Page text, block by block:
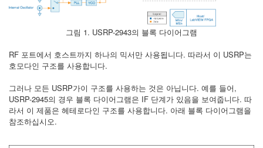
그림 1. USRP-2943의 블록 다이어그램
RF 포트에서 호스트까지 하나의 믹서만 사용됩니다. 따라서 이 USRP는
호모다인 구조를 사용합니다.
그러나 모든 USRP가이 구조를 사용하는 것은 아닙니다. 예를 들어,
USRP-2945의 경우 블록 다이어그램은 IF 단계가 있음을 보여줍니다. 따
라서 이 제품은 헤테로다인 구조를 사용합니다. 아래 블록 다이어그램을
참조하십시오.